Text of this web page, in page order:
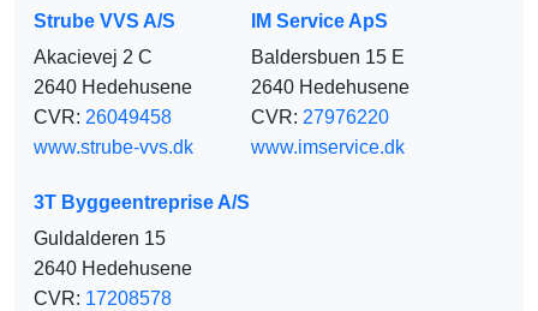
Strube VVS A/S
Akacievej 2 C
2640 Hedehusene
CVR: 26049458
www.strube-vvs.dk
IM Service ApS
Baldersbuen 15 E
2640 Hedehusene
CVR: 27976220
www.imservice.dk
3T Byggeentreprise A/S
Guldalderen 15
2640 Hedehusene
CVR: 17208578